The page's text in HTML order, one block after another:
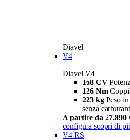
Diavel
V4
Diavel V4
168 CV
126 Nm
223 kg Peso
senza
A partire da 27.890
configura scopri di
V4 RS